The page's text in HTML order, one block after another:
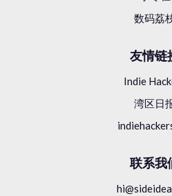
数码荔
友情链
Indie
湾区日
联系我